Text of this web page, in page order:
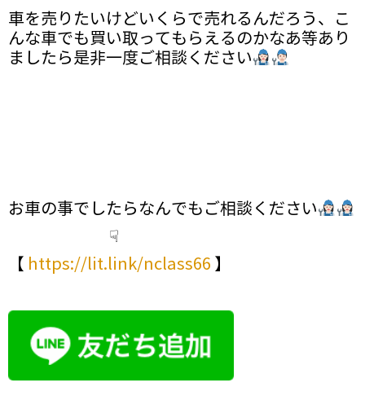
車を売りたいけどいくらで売れるんだろう、こ
んな車でも買い取ってもらえるのかなあ等あり
ましたら是非一度ご相談ください
お車の事でしたらなんでもご相談ください
☟
【 https://lit.link/nclass66 】